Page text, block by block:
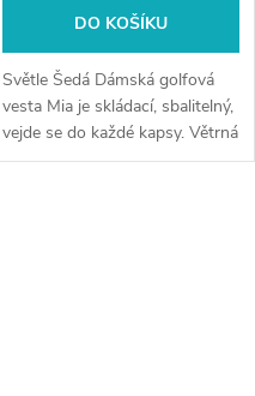
DO KOŠÍKU
Světle Šedá Dámská golfová
vesta Mia je skládací, sbalitelný,
vejde se do každé kapsy. Větrná
vesta Mia je skvělým